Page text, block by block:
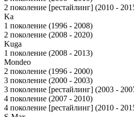
2 поколение [рестайлинг] (2010 -
Ka
1 поколение (1996 - 2008)
2 поколение (2008 - 2020)
Kuga
1 поколение (2008 - 2013)
Mondeo
2 поколение (1996 - 2000)
3 поколение (2000 - 2003)
3 поколение [рестайлинг] (2003 -
4 поколение (2007 - 2010)
4 поколение [рестайлинг] (2010 -